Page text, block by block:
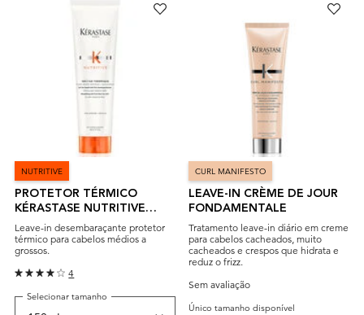
NUTRITIVE
PROTETOR TÉRMICO
KÉRASTASE NUTRITIVE
NECTAR THERMIQUE
Leave-in desembaraçante protetor
térmico para cabelos médios a
grossos.
4
Selecionar tamanho
CURL MANIFESTO
LEAVE-IN CRÈME DE JOUR
FONDAMENTALE
Tratamento leave-in diário em creme
para cabelos cacheados, muito
cacheados e crespos que hidrata e
reduz o frizz.
Sem avaliação
Único tamanho disponível